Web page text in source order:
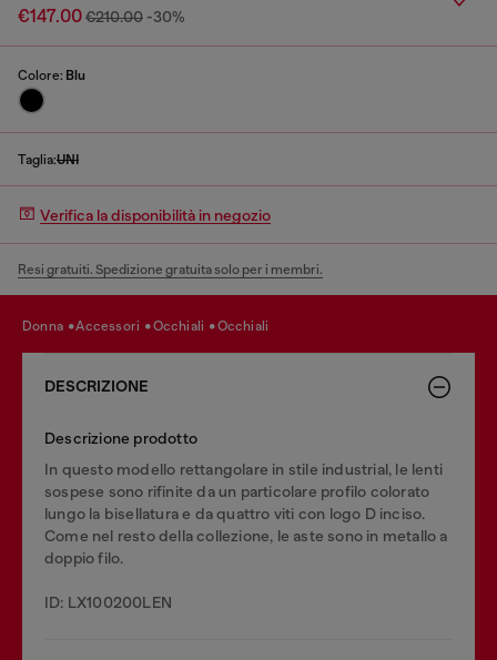
€147.00€210.00 -30%
Colore: Blu
Taglia:UNI
Verifica la disponibilità in negozio
Resi gratuiti. Spedizione gratuita solo per i membri.
donna accessori occhiali occhiali
DESCRIZIONE
Descrizione prodotto
In questo modello rettangolare in stile industrial, le lenti
sospese sono rifinite da un particolare profilo colorato
lungo la bisellatura e da quattro viti con logo D inciso.
Come nel resto della collezione, le aste sono in metallo a
doppio filo.
ID: LX100200LEN